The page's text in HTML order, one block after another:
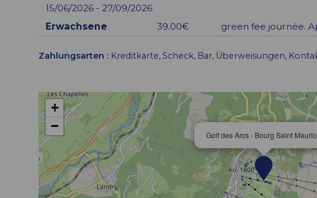
15/06/2026 - 27/09/2026
Erwachsene
39.00€ green fee journée.
Zahlungsarten : Kreditkarte Scheck Bar Überweisungen
Golf des Arcs - Bourg Saint
+
−